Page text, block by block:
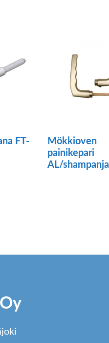
FT-
Mökkioven
painikepari
AL/shampanja